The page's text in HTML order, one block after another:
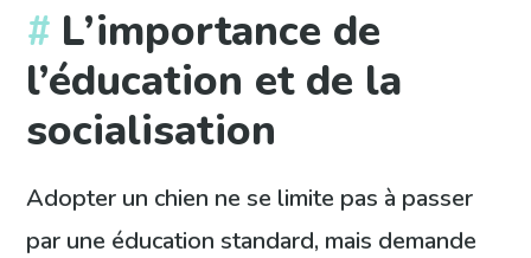
L’importance de
l’éducation et de la
socialisation
Adopter un chien ne se limite pas à passer
par une éducation standard, mais demande